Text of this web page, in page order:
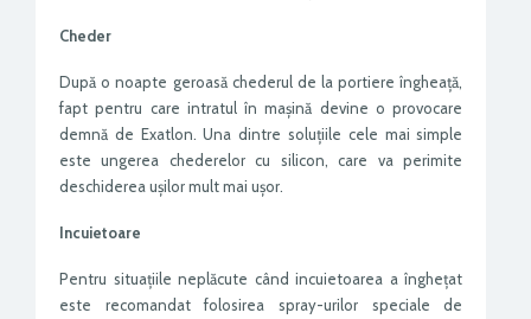
Cheder
După o noapte geroasă chederul de la portiere îngheață,
fapt pentru care intratul în mașină devine o provocare
demnă de Exatlon. Una dintre soluțiile cele mai simple
este ungerea chederelor cu silicon, care va perimite
deschiderea ușilor mult mai ușor.
Incuietoare
Pentru situațiile neplăcute când incuietoarea a înghețat
este recomandat folosirea spray-urilor speciale de